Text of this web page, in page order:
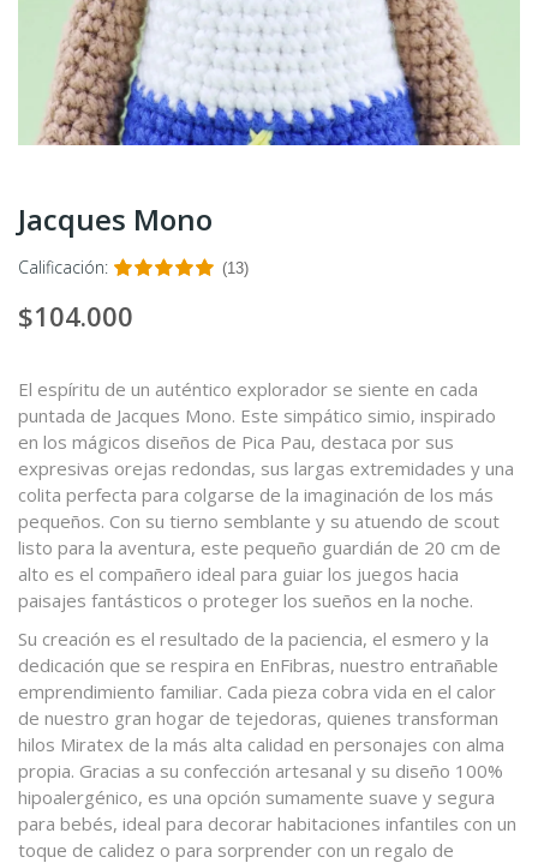
Jacques Mono
Calificación: (13)
$104.000
El espíritu de un auténtico explorador se siente en cada
puntada de Jacques Mono. Este simpático simio, inspirado
en los mágicos diseños de Pica Pau, destaca por sus
expresivas orejas redondas, sus largas extremidades y una
colita perfecta para colgarse de la imaginación de los más
pequeños. Con su tierno semblante y su atuendo de scout
listo para la aventura, este pequeño guardián de 20 cm de
alto es el compañero ideal para guiar los juegos hacia
paisajes fantásticos o proteger los sueños en la noche.
Su creación es el resultado de la paciencia, el esmero y la
dedicación que se respira en EnFibras, nuestro entrañable
emprendimiento familiar. Cada pieza cobra vida en el calor
de nuestro gran hogar de tejedoras, quienes transforman
hilos Miratex de la más alta calidad en personajes con alma
propia. Gracias a su confección artesanal y su diseño 100%
hipoalergénico, es una opción sumamente suave y segura
para bebés, ideal para decorar habitaciones infantiles con un
toque de calidez o para sorprender con un regalo de